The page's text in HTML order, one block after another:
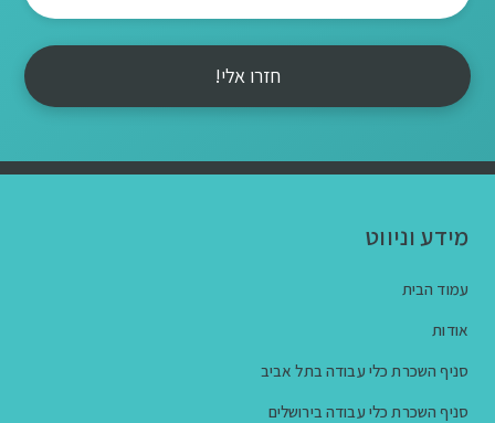
חזרו אלי!
מידע וניווט
עמוד הבית
אודות
סניף השכרת כלי עבודה בתל אביב
סניף השכרת כלי עבודה בירושלים